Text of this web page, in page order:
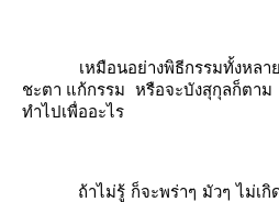
เหมือนอย่างพิธีกรรมทั้งหลา
ชะตา แก้กรรม หรือจะบังสุกุลก็ตาม
ทำไปเพื่ออะไร
ถ้าไม่รู้ ก็จะพร่าๆ มัวๆ ไม่เ